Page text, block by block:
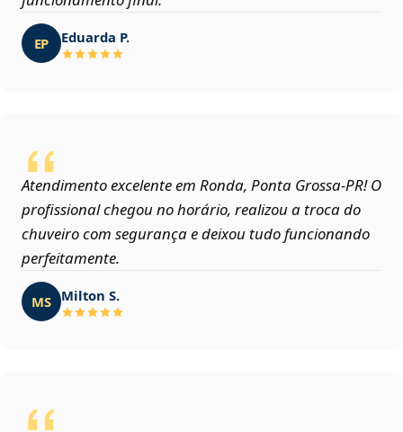
EP Eduarda P.
Atendimento excelente em Ronda, Ponta Grossa‑PR! O
profissional chegou no horário, realizou a troca do
chuveiro com segurança e deixou tudo funcionando
perfeitamente.
MS Milton S.